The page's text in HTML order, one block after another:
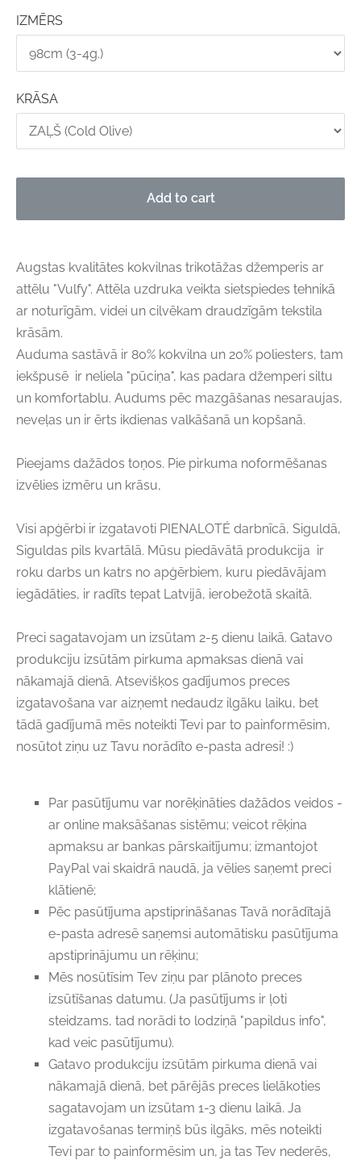
IZMĒRS
KRĀSA
Add to cart
Augstas kvalitātes kokvilnas trikotāžas džemperis ar
attēlu "Vulfy". Attēla uzdruka veikta sietspiedes tehnikā
ar noturīgām, videi un cilvēkam draudzīgām tekstila
krāsām.
Auduma sastāvā ir 80% kokvilna un 20% poliesters, tam
iekšpusē ir neliela "pūciņa", kas padara džemperi siltu
un komfortablu. Audums pēc mazgāšanas nesaraujas,
neveļas un ir ērts ikdienas valkāšanā un kopšanā.
Pieejams dažādos toņos. Pie pirkuma noformēšanas
izvēlies izmēru un krāsu,
Visi apģērbi ir izgatavoti PIENALOTÉ darbnīcā, Siguldā,
Siguldas pils kvartālā. Mūsu piedāvātā produkcija ir
roku darbs un katrs no apģērbiem, kuru piedāvājam
iegādāties, ir radīts tepat Latvijā, ierobežotā skaitā.
Preci sagatavojam un izsūtam 2-5 dienu laikā. Gatavo
produkciju izsūtām pirkuma apmaksas dienā vai
nākamajā dienā. Atsevišķos gadījumos preces
izgatavošana var aizņemt nedaudz ilgāku laiku, bet
tādā gadījumā mēs noteikti Tevi par to painformēsim,
nosūtot ziņu uz Tavu norādīto e-pasta adresi! :)
Par pasūtījumu var norēķināties dažādos veidos -
ar online maksāšanas sistēmu; veicot rēķina
apmaksu ar bankas pārskaitījumu; izmantojot
PayPal vai skaidrā naudā, ja vēlies saņemt preci
klātienē;
Pēc pasūtījuma apstiprināšanas Tavā norādītajā
e-pasta adresē saņemsi automātisku pasūtījuma
apstiprinājumu un rēķinu;
Mēs nosūtīsim Tev ziņu par plānoto preces
izsūtīšanas datumu. (Ja pasūtījums ir ļoti
steidzams, tad norādi to lodziņā "papildus info",
kad veic pasūtījumu).
Gatavo produkciju izsūtām pirkuma dienā vai
nākamajā dienā, bet pārējās preces lielākoties
sagatavojam un izsūtam 1-3 dienu laikā. Ja
izgatavošanas termiņš būs ilgāks, mēs noteikti
Tevi par to painformēsim un, ja tas Tev nederēs,